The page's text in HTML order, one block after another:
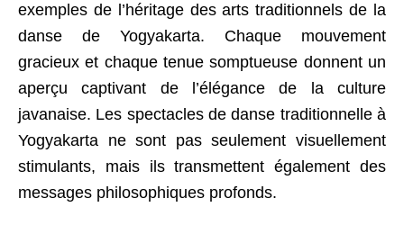
exemples de l’héritage des arts traditionnels de la
danse de Yogyakarta. Chaque mouvement
gracieux et chaque tenue somptueuse donnent un
aperçu captivant de l’élégance de la culture
javanaise. Les spectacles de danse traditionnelle à
Yogyakarta ne sont pas seulement visuellement
stimulants, mais ils transmettent également des
messages philosophiques profonds.